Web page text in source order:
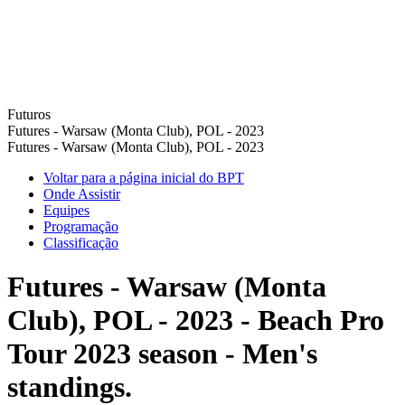
Futuros
Futures - Warsaw (Monta Club), POL - 2023
Futures - Warsaw (Monta Club), POL - 2023
Voltar para a página inicial do BPT
Onde Assistir
Equipes
Programação
Classificação
Futures - Warsaw (Monta
Club), POL - 2023 - Beach Pro
Tour 2023 season - Men's
standings.